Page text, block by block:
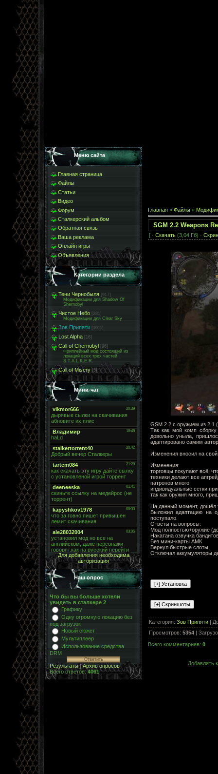
Меню сайта
Главная страница
Файлы
Статьи
Видео
Форум
Сталкерский альбом
Обратная связь
Ваша реклама
Онлайн игры
Объявления
Категории раздела
Тени Чернобыля [917]
Модификации для Shadow Of
Shernobyl
Чистое Небо [281]
Модификации для Clear Sky
Зов Припяти [1011]
Lost Alpha [16]
Call of Chernobyl [96]
Фриплейный мод состоящий из
локаций всех трех частей
S.T.A.L.K.E.R.
Call of Misery [5]
Мини-чат
Для добавления необходима
авторизация
Наш опрос
Что бы вы больше хотели
увидеть в сталкере 2
Графику
Одну огромную локацию без
под загрузок
Новый сюжет
Мультиплеер
Использование средства
DRM
Результаты|Архив опросов
Всего ответов:4061
Главная » Файлы »
SGM 2.2 Weapons
[ · Скачать (3,04 Гб) ·
GSM 2.2 с оружием из 2.1
Так как мой комп сборку
довольно уныла,
адаптировано самим
Изменения вносил на
Изменения:
торговцы покупают всё,
техники делают все
патронов много
индивидуальные сетки
так как оружия много,
На данный момент, дошёл
Выложил адаптацию на
поступало.
Ответы на вопросы:
Мод полностью+оружие
Накатана озвучка
Без мини-карты АМК
Вернул быстрые слоты
Отключал аккумуляторы
Категория: Зов Припяти |
Просмотров: 5354 |
Всего комментариев: 0
Добавлять